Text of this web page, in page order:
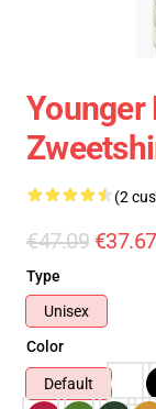
Younger
(2
€47.09 €37.67
Type
Unisex
Color
Default